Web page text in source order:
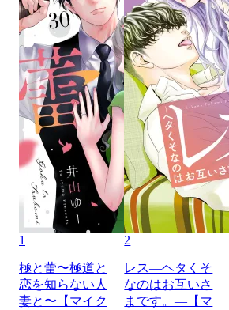
1
極と蕾〜極道と
恋を知らない人
妻と〜【マイク
2
レス―ヘタくそ
なのはお互いさ
まです。―【マ